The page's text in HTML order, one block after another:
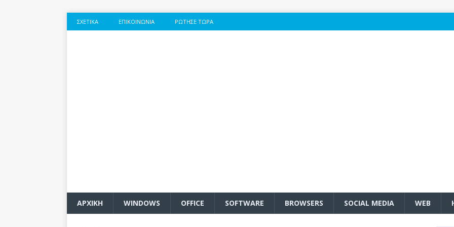
ΣΧΕΤΙΚΆ ΕΠΙΚΟΙΝΩΝΊΑ ΡΏΤΗΣΕ ΤΏΡΑ
ΑΡΧΙΚΗ WINDOWS OFFICE SOFTWARE BROWSERS SOCIAL MEDIA WEB